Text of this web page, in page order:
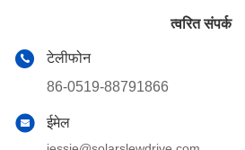
त्वरित संपर्क
टेलीफोन
86-0519-88791866
ईमेल